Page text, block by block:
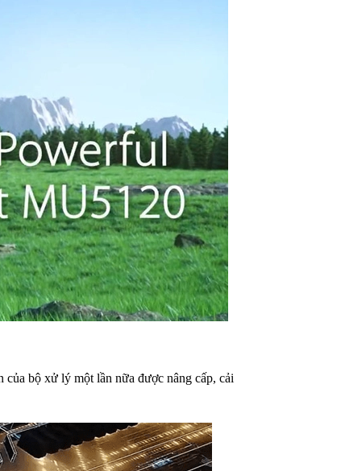
của bộ xử lý một lần nữa được nâng cấp, cải